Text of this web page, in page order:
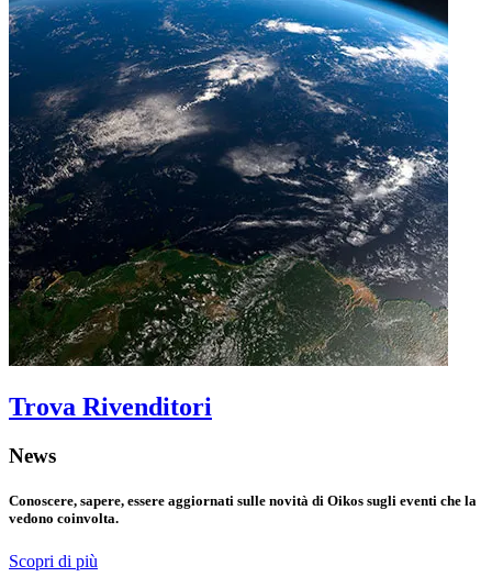
Trova Rivenditori
News
Conoscere, sapere, essere aggiornati sulle novità di Oikos sugli eventi che la
vedono coinvolta.
Scopri di più